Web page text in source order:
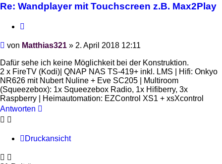
Re: Wandplayer mit Touchscreen z.B. Max2Play
Beitrag
von Matthias321 » 2. April 2018 12:11
Dafür sehe ich keine Möglichkeit bei der Konstruktion.
2 x FireTV (Kodi)| QNAP NAS TS-419+ inkl. LMS | Hifi: Onkyo
NR626 mit Nubert Nuline + Eve SC205 | Multiroom
(Squeezebox): 1x Squeezebox Radio, 1x Hifiberry, 3x
Raspberry | Heimautomation: EZControl XS1 + xsXcontrol
Antworten
Druckansicht